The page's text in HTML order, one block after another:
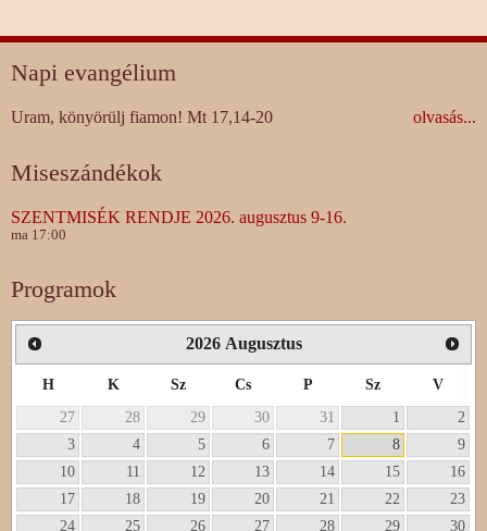
Napi evangélium
Uram, könyörülj fiamon! Mt 17,14-20 olvasás...
Miseszándékok
SZENTMISÉK RENDJE 2026. augusztus 9-16.
ma 17:00
Programok
2026 Augusztus
H K Sz Cs P Sz
V
27
28 29 30 31 1
2
3
4 5 6 7 8
9
10
11 12 13 14 15
16
17
18 19 20 21 22
23
24
25 26 27 28 29 30